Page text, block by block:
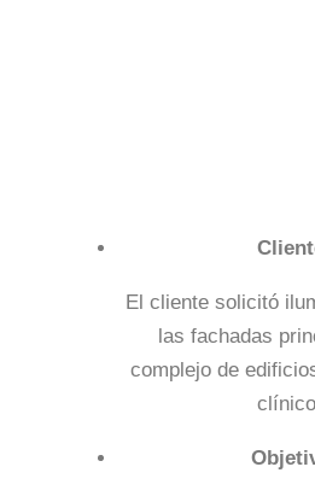
El cliente solicitó
las fachadas
complejo de